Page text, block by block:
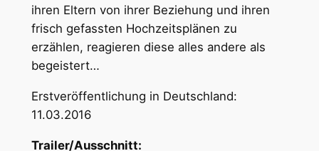
ihren Eltern von ihrer Beziehung und ihren
frisch gefassten Hochzeitsplänen zu
erzählen, reagieren diese alles andere als
begeistert…
Erstveröffentlichung in Deutschland:
11.03.2016
Trailer/Ausschnitt: